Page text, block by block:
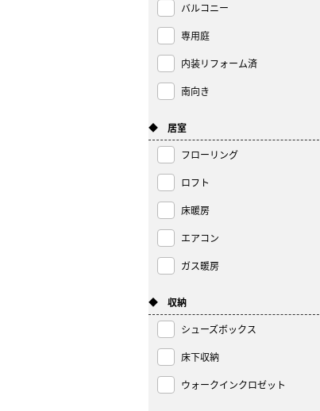
バルコニー
専用庭
内装リフォーム済
南向き
◆ 居室
フローリング
ロフト
床暖房
エアコン
ガス暖房
◆ 収納
シューズボックス
床下収納
ウォークインクロゼット